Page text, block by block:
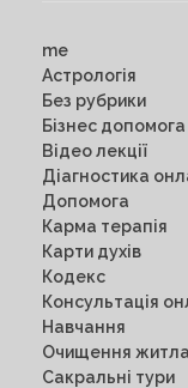
me
Астрологія
Без рубрики
Бізнес допомога
Відео лекції
Діагностика
Допомога
Карма терапія
Карти духів
Кодекс
Консультація
Навчання
Очищення житла
Сакральні тури